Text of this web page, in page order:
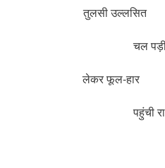
तुलसी उल्लसित
चल पड़ी
लेकर फूल-हार
पहुंची